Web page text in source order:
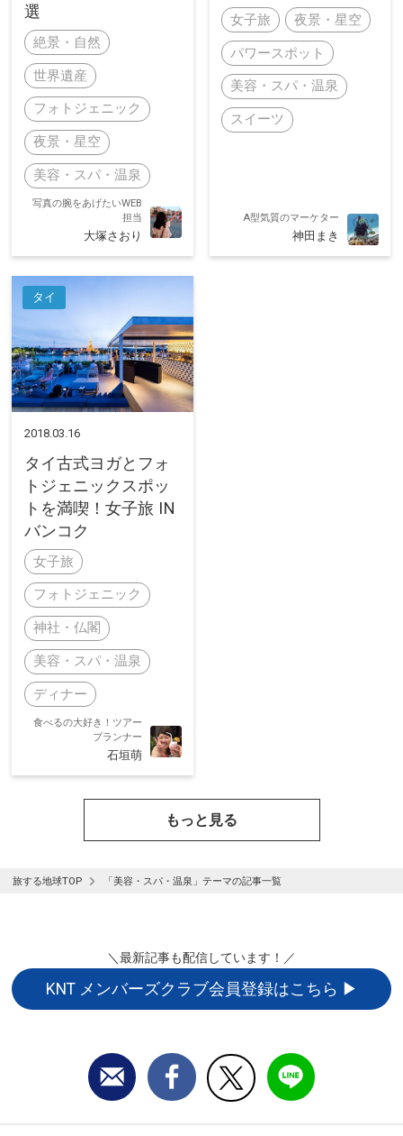
選
絶景・自然
世界遺産
フォトジェニック
夜景・星空
美容・スパ・温泉
写真の腕をあげたいWEB
担当
大塚さおり
女子旅 夜景・星空
パワースポット
美容・スパ・温泉
スイーツ
A型気質のマーケター
神田まき
タイ
2018.03.16
タイ古式ヨガとフォ
トジェニックスポッ
トを満喫！女子旅 IN
バンコク
女子旅
フォトジェニック
神社・仏閣
美容・スパ・温泉
ディナー
食べるの大好き！ツアー
プランナー
石垣萌
もっと見る
旅する地球TOP 「美容・スパ・温泉」テーマの記事一覧
＼最新記事も配信しています！／
KNT メンバーズクラブ会員登録はこちら